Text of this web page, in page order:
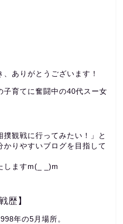
ありがとうございます！
子育てに奮闘中の40代スー女
観戦に行ってみたい！」と
かりやすいブログを目指して
しますm(_ _)m
歴】
年の5月場所。